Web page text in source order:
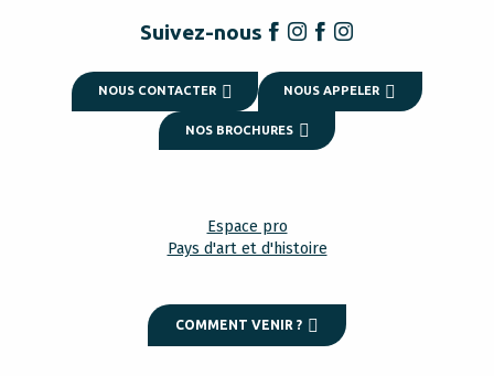
Suivez-nous
NOUS CONTACTER NOUS APPELER
NOS BROCHURES
Espace pro
Pays d'art et d'histoire
COMMENT VENIR ?